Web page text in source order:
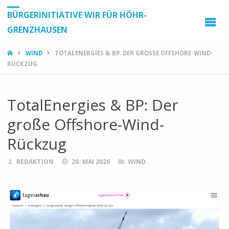
BÜRGERINITIATIVE WIR FÜR HÖHR-
GRENZHAUSEN
STARTWIND
TOTALENERGIES & BP: DER GROSSE OFFSHORE-WIND-R
ÜCKZUG
TotalEnergies & BP: Der
große Offshore-Wind-
Rückzug
REDAKTION 20. MAI 2026 WIND